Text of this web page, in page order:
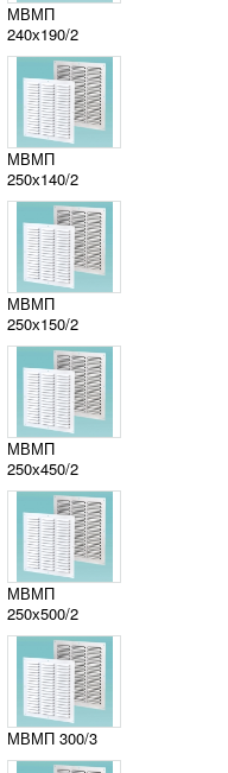
МВМП
240х190/2
МВМП
250х140/2
МВМП
250х150/2
МВМП
250х450/2
МВМП
250х500/2
МВМП 300/3